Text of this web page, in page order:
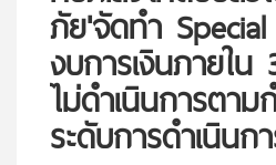
ภัย'จัดทำ
งบการเงินภายใ
ไม่ดำเนินการตา
ระดับการดำเนิน